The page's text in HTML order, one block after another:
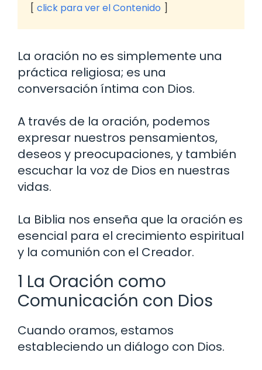
click para ver el Contenido
La oración no es simplemente una
práctica religiosa; es una
conversación íntima con Dios.
A través de la oración, podemos
expresar nuestros pensamientos,
deseos y preocupaciones, y también
escuchar la voz de Dios en nuestras
vidas.
La Biblia nos enseña que la oración es
esencial para el crecimiento espiritual
y la comunión con el Creador.
1 La Oración como
Comunicación con Dios
Cuando oramos, estamos
estableciendo un diálogo con Dios.